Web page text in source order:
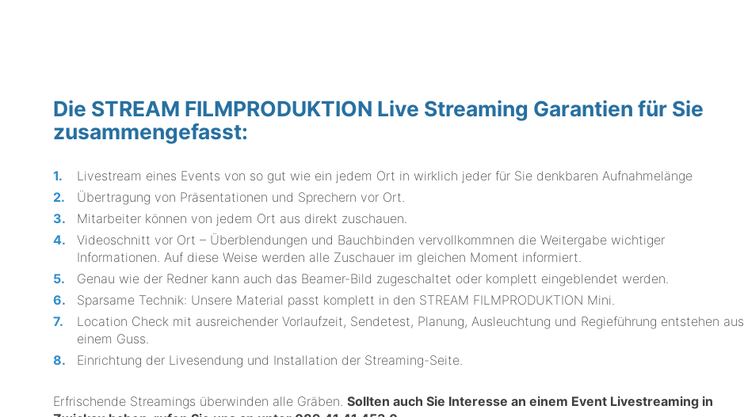
Die STREAM FILMPRODUKTION Live Streaming Garantien für Sie
zusammengefasst:
Livestream eines Events von so gut wie ein jedem Ort in wirklich jeder für Sie denkbaren Aufnahmelänge
Übertragung von Präsentationen und Sprechern vor Ort.
Mitarbeiter können von jedem Ort aus direkt zuschauen.
Videoschnitt vor Ort – Überblendungen und Bauchbinden vervollkommnen die Weitergabe wichtiger
Informationen. Auf diese Weise werden alle Zuschauer im gleichen Moment informiert.
Genau wie der Redner kann auch das Beamer-Bild zugeschaltet oder komplett eingeblendet werden.
Sparsame Technik: Unsere Material passt komplett in den STREAM FILMPRODUKTION Mini.
Location Check mit ausreichender Vorlaufzeit, Sendetest, Planung, Ausleuchtung und Regieführung entstehen aus
einem Guss.
Einrichtung der Livesendung und Installation der Streaming-Seite.
Erfrischende Streamings überwinden alle Gräben.Sollten auch Sie Interesse an einem Event Livestreaming in